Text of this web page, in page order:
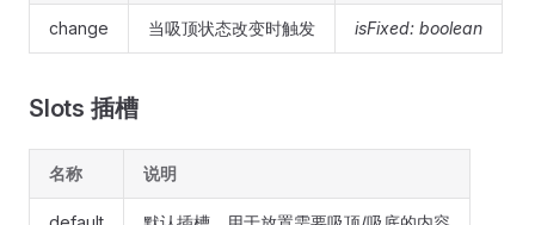
change 当吸顶状态改变时触发 isFixed: boolean
Slots 插槽
名称 说明